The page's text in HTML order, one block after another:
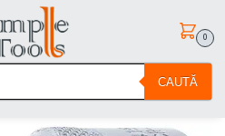
CAUTĂ
0
orice – Comanzi simplu
Chei Tubulare cu Biti Bit Ribe M7, lungime 55mm, antrenare cu tubulara 1/2″, BGS 4152